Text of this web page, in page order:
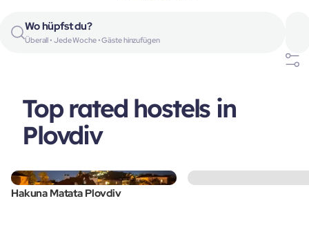
Wo hüpfst du?
Überall • Jede Woche • Gäste hinzufügen
Top rated hostels in
Plovdiv
Hakuna Matata Plovdiv